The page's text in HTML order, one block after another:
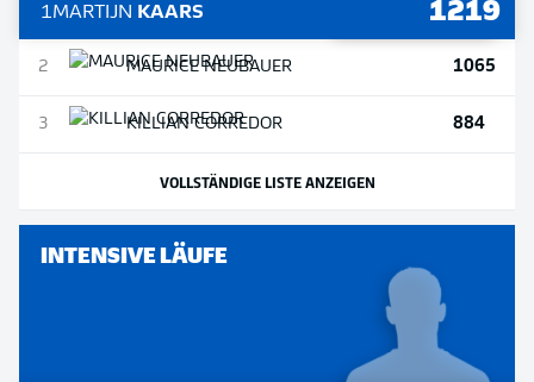
1MARTIJN KAARS 1219
2 MAURICENEUBAUER 1065
3 KILLIANCORREDOR 884
VOLLSTÄNDIGE LISTE ANZEIGEN
INTENSIVE LÄUFE